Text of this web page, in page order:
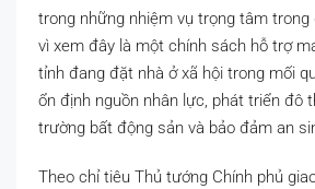
trong những nhiệm vụ trọng tâm trong
vì xem đây là một chính sách hỗ trợ
tỉnh đang đặt nhà ở xã hội trong mối
ổn định nguồn nhân lực, phát triển đô
trường bất động sản và bảo đảm an
Theo chỉ tiêu Thủ tướng Chính phủ